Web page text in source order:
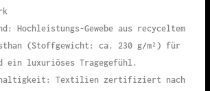
Hochleistungs-Gewebe aus recyceltem
(Stoffgewicht: ca. 230 g/m²) für
ein luxuriöses Tragegefühl.
Textilien zertifiziert nach